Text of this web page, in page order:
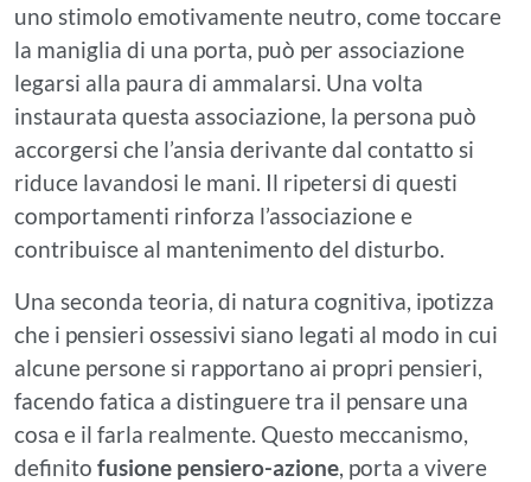
uno stimolo emotivamente neutro, come toccare
la maniglia di una porta, può per associazione
legarsi alla paura di ammalarsi. Una volta
instaurata questa associazione, la persona può
accorgersi che l’ansia derivante dal contatto si
riduce lavandosi le mani. Il ripetersi di questi
comportamenti rinforza l’associazione e
contribuisce al mantenimento del disturbo.
Una seconda teoria, di natura cognitiva, ipotizza
che i pensieri ossessivi siano legati al modo in cui
alcune persone si rapportano ai propri pensieri,
facendo fatica a distinguere tra il pensare una
cosa e il farla realmente. Questo meccanismo,
definito fusione pensiero-azione, porta a vivere